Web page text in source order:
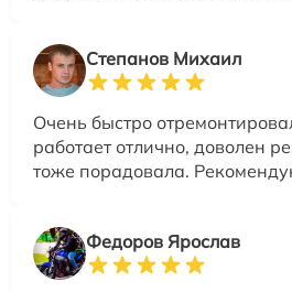
Степанов Михаил
Очень быстро
работает отлично, доволен
тоже порадовала.
Федоров Ярослав